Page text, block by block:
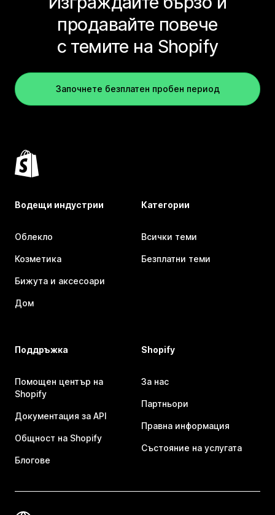
продавайте повече
с темите на Shopify
Започнете безплатен пробен период
Водещи индустрии
Облекло
Козметика
Бижута и аксесоари
Дом
Категории
Всички теми
Безплатни теми
Поддръжка
Помощен център на
Shopify
Документация за API
Общност на Shopify
Блогове
Shopify
За нас
Партньори
Правна информация
Състояние на услугата